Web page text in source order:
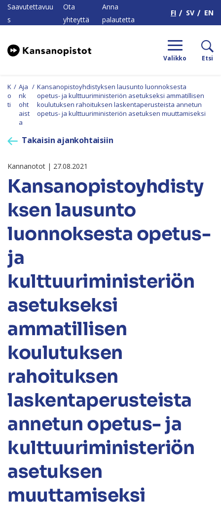
Saavutettavuu
s
Ota
yhteyttä
Anna
palautetta
FI SV EN
Valikko Etsi
K
o
ti
/ Aja
nk
oht
aist
a
/ Kansanopistoyhdistyksen lausunto luonnoksesta
opetus- ja kulttuuriministeriön asetukseksi ammatillisen
koulutuksen rahoituksen laskentaperusteista annetun
opetus- ja kulttuuriministeriön asetuksen muuttamiseksi
Takaisin ajankohtaisiin
Kannanotot | 27.08.2021
Kansanopistoyhdisty
ksen lausunto
luonnoksesta opetus-
ja
kulttuuriministeriön
asetukseksi
ammatillisen
koulutuksen
rahoituksen
laskentaperusteista
annetun opetus- ja
kulttuuriministeriön
asetuksen
muuttamiseksi